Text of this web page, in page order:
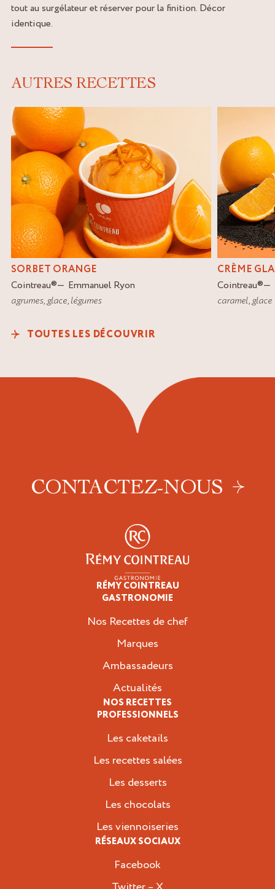
tout au surgélateur et réserver pour la finition. Décor
identique.
AUTRES RECETTES
SORBET ORANGE
Cointreau®
Emmanuel Ryon
agrumes,glace,légumes
CRÈME
Cointreau®
caramel,glace
TOUTES LES DÉCOUVRIR
CONTACTEZ-NOUS
RÉMY COINTREAU
GASTRONOMIE
Nos Recettes de chef
Marques
Ambassadeurs
Actualités
NOS RECETTES
PROFESSIONNELS
Les caketails
Les recettes salées
Les desserts
Les chocolats
Les viennoiseries
RÉSEAUX SOCIAUX
Facebook